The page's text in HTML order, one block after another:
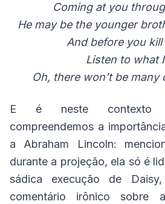
Coming at you
He may be the younger
And before you
Listen to what
Oh, there won’t be many
E é neste contexto
compreendemos a
a Abraham Lincoln:
durante a projeção, ela só é
sádica execução de
comentário irônico sobre